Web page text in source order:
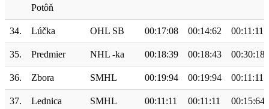
Potôň
34. Lúčka OHL SB 00:17:08 00:14:62 00:11:11
35. Predmier NHL -ka 00:18:39 00:18:43 00:30:18
36. Zbora SMHL 00:19:94 00:19:94 00:11:11
37. Lednica SMHL 00:11:11 00:11:11 00:15:64